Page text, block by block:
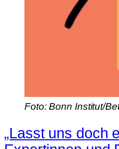
Foto: Bonn Institut/
„Lasst uns doch